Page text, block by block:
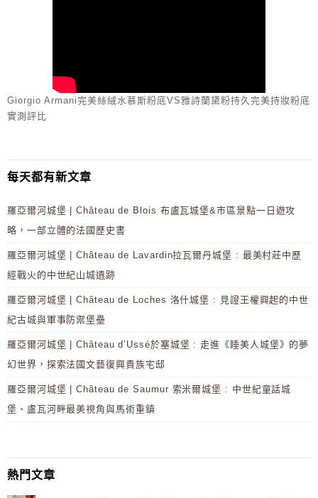
Giorgio Armani完美絲絨水慕斯粉底VS雅詩蘭黛粉持久完美持妝粉底
實測評比
每天都有新文章
羅亞爾河城堡 | Château de Blois 布盧瓦城堡&市區景點一日遊攻
略，一部立體的法國歷史書
羅亞爾河城堡 | Château de Lavardin拉瓦爾丹城堡 : 最美村莊中歷
經戰火的中世紀山城遺跡
羅亞爾河城堡 | Château de Loches 洛什城堡 : 見證王權興起的中世
紀古城與軍事防禦堡壘
羅亞爾河城堡 | Château d’Ussé於塞城堡 : 走進《睡美人城堡》的夢
幻世界，探索法國文藝復興貴族宅邸
羅亞爾河城堡 | Château de Saumur 索米爾城堡 : 中世紀童話城
堡、盧瓦河畔最美視角與馬術重鎮
熱門文章